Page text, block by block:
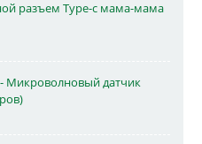
разъем Type-c мама-мама
- Микроволновый датчик